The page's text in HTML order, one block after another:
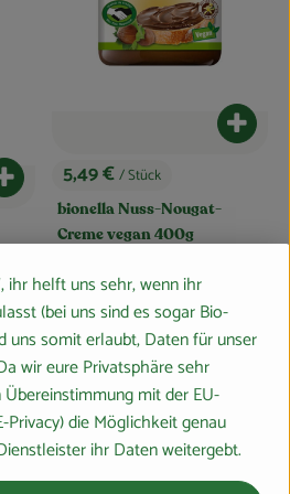
Produkt zum Warenkorb hinzufügen
, Preis:
5,49 €/ Stück
bionella Nuss-Nougat-
Creme vegan 400g
gerne:
ihr helft uns sehr, wenn ihr
(bei uns sind es sogar Bio-
uns somit erlaubt, Daten für unser
wir eure Privatsphäre sehr
mit der EU-
Privacy) die Möglichkeit genau
ihr Daten weitergebt.